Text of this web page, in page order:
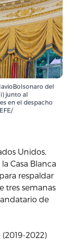
del
junto al
en el despacho
Unidos,
Casa Blanca
respaldar
tres semanas
de
2022)